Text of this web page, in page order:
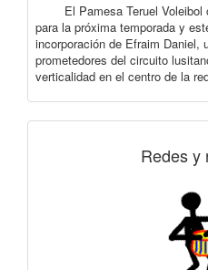
El Pamesa Teruel Voleibol
para la próxima temporada y
incorporación de Efraim Daniel,
prometedores del circuito
verticalidad en el centro de la
Redes y